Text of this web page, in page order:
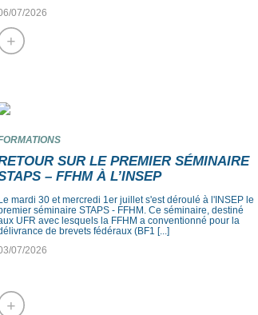
07/2026
+
SUR LE PREMIER SÉMINAIRE
– FFHM À L’INSEP
mardi 30 et mercredi 1er juillet s'est déroulé à l'INSEP le
séminaire STAPS - FFHM. Ce séminaire, destiné
UFR avec lesquels la FFHM a conventionné pour la
de brevets fédéraux (BF1 [...]
07/2026
+